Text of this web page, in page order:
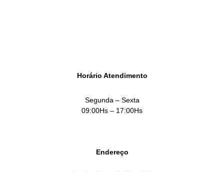
Horário Atendimento
Segunda – Sexta
09:00Hs – 17:00Hs
Endereço